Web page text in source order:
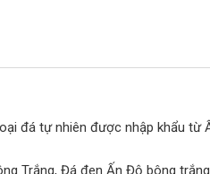
đá tự nhiên được nhập khẩu từ
Trắng, Đá đen Ấn Độ bông trắng